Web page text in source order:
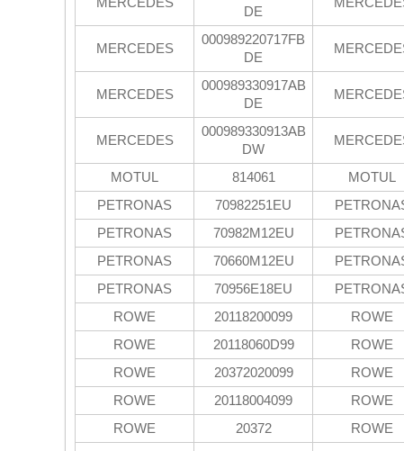
DE
MERCEDES
000989220717FB
DE
MERCEDES
000989330917AB
DE
MERCEDES
000989330913AB
DW
MOTUL
814061 MOTUL
PETRONAS
70982251EU
PETRONAS
70982M12EU
PETRONAS
70660M12EU
PETRONAS
70956E18EU
ROWE
20118200099 ROWE
ROWE
20118060D99 ROWE
ROWE
20372020099 ROWE
ROWE
20118004099 ROWE
ROWE
20372 ROWE